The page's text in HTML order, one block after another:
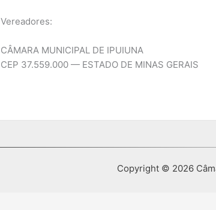
Vereadores:
CÂMARA MUNICIPAL DE IPUIUNA
CEP 37.559.000 — ESTADO DE MINAS GERAIS
Copyright © 2026